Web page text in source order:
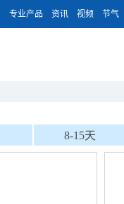
专业产品 资讯 视频 节气
8-15天